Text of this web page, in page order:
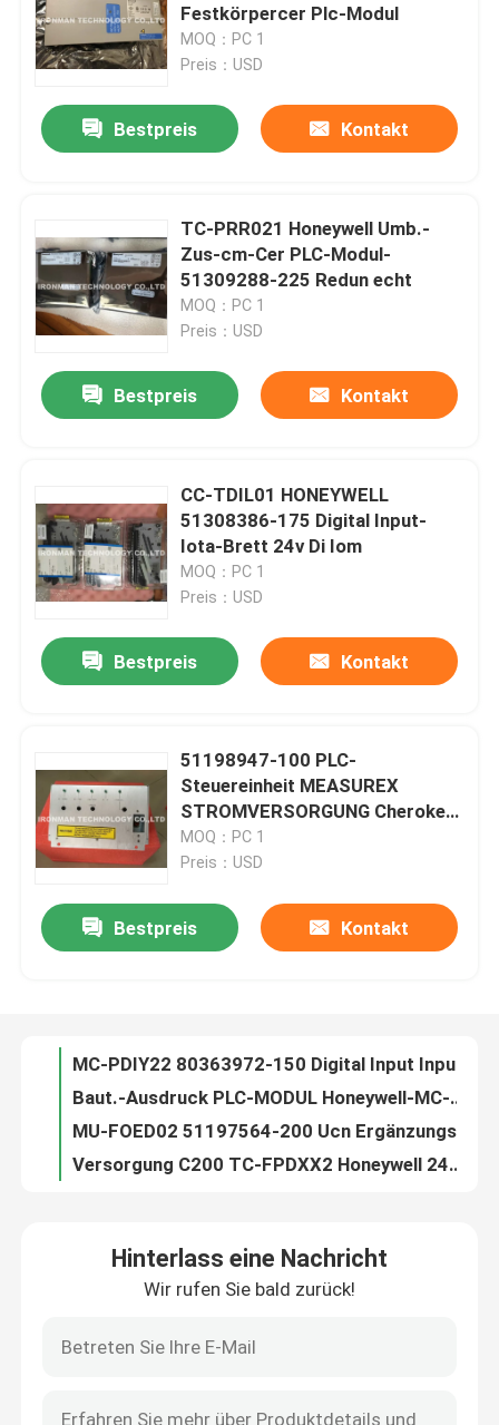
Haus
Produkte
Über uns
Qualitätskontrolle
Treten Sie mit uns in Verbindung
Plc-Steuereinheit
Honeywell PLC-Modul
Festkörpercer Plc-Modul
MOQ：PC 1
Preis：USD
Bestpreis Kontakt
TC-PRR021 Honeywell Umb.-
Zus-cm-Cer PLC-Modul-
51309288-225 Redun echt
MOQ：PC 1
Preis：USD
Bestpreis Kontakt
CC-TDIL01 HONEYWELL
51308386-175 Digital Input-
Iota-Brett 24v Di Iom
MOQ：PC 1
Preis：USD
Bestpreis Kontakt
51198947-100 PLC-
Steuereinheit MEASUREX
STROMVERSORGUNG Cherokee
International ACX631
MOQ：PC 1
Preis：USD
Bestpreis Kontakt
MC-PDIY22 80363972-150 Digital Input Input-/Outputprozessor LC-Modul DHL-Verschiffen
TC-IAH161 Honeywell Modul PLC-Modul-/AI 16 12 Monate Garantie-
TC-OAV081 TK-OAV081 AO PLC-Steuereinheit Honeywell C200 8pt 12 Monate Garantie-
TC-PPD011 Honeywell PLC-Modul, SER c-Batterie-Erweiterungs-Modul-neues echtes
Hinterlass eine Nachricht
Wir rufen Sie bald zurück!